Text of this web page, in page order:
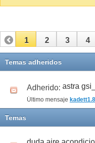
1 2 3 4
11 12
Temas adheridos
Adherido: astra
Último mensaje
Temas